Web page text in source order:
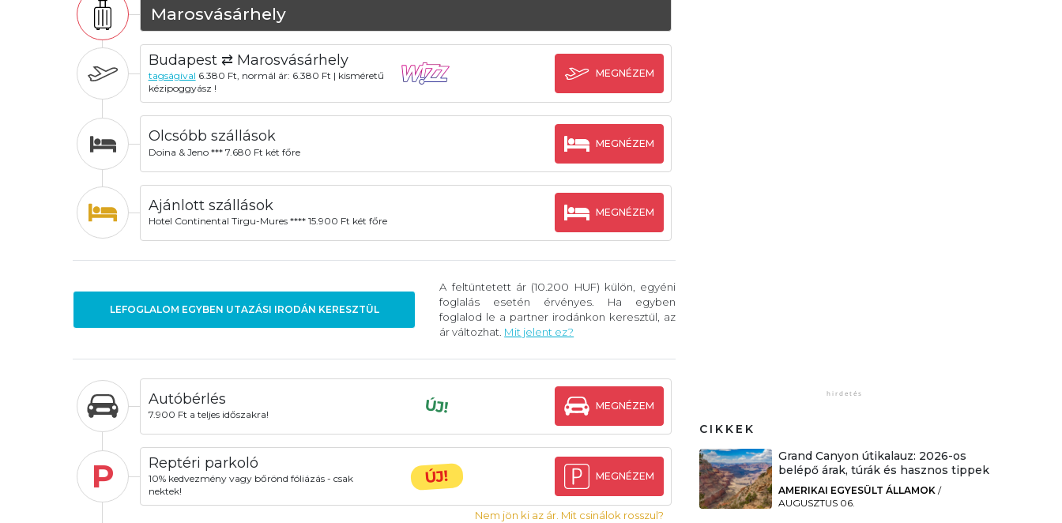
Marosvásárhely
Budapest ⇄ Marosvásárhely
tagságival 6.380 Ft, normál ár: 6.380 Ft | kisméretű
kézipoggyász !
MEGNÉZEM
Olcsóbb szállások
Doina & Jeno *** 7.680 Ft két főre
MEGNÉZEM
Ajánlott szállások
Hotel Continental Tirgu-Mures **** 15.900 Ft két főre
MEGNÉZEM
LEFOGLALOM EGYBEN UTAZÁSI IRODÁN KERESZTÜL
A feltüntetett ár (10.200 HUF) külön, egyéni
foglalás esetén érvényes. Ha egyben
foglalod le a partner irodánkon keresztül, az
ár változhat. Mit jelent ez?
Autóbérlés
7.900 Ft a teljes időszakra! ÚJ! MEGNÉZEM
P Reptéri parkoló
10% kedvezmény vagy bőrönd fóliázás - csak
nektek!
ÚJ! MEGNÉZEM
Nem jön ki az ár. Mit csinálok rosszul?
CIKKEK
Grand Canyon útikalauz: 2026-os
belépő árak, túrák és hasznos tippek
AMERIKAI EGYESÜLT ÁLLAMOK /
AUGUSZTUS 06.